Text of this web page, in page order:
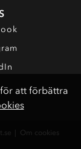
Om cookies
att förbättra